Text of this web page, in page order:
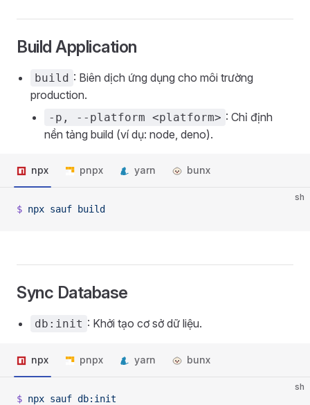
Build Application
build : Biên dịch ứng dụng cho môi trường
production.
-p, --platform <platform> : Chỉ định
nền tảng build (ví dụ: node, deno).
npx pnpx yarn bunx
sh
$ npx sauf build
Sync Database
db:init : Khởi tạo cơ sở dữ liệu.
npx pnpx yarn bunx
sh
$ npx sauf db:init